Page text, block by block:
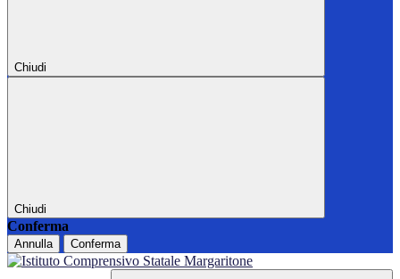
Chiudi
Chiudi
Conferma
Annulla Conferma